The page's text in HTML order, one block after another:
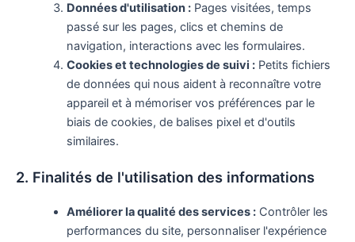
Données d'utilisation :Pages visitées, temps
passé sur les pages, clics et chemins de
navigation, interactions avec les formulaires.
Cookies et technologies de suivi :Petits fichiers
de données qui nous aident à reconnaître votre
appareil et à mémoriser vos préférences par le
biais de cookies, de balises pixel et d'outils
similaires.
2. Finalités de l'utilisation des informations
Améliorer la qualité des services :Contrôler les
performances du site, personnaliser l'expérience